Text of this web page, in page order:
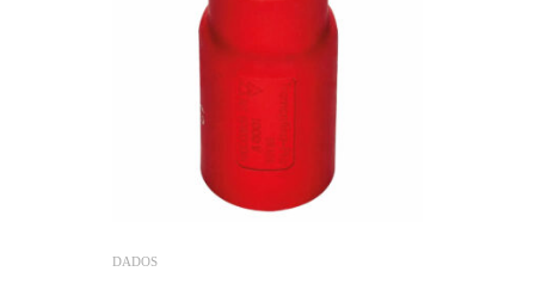
DADOS